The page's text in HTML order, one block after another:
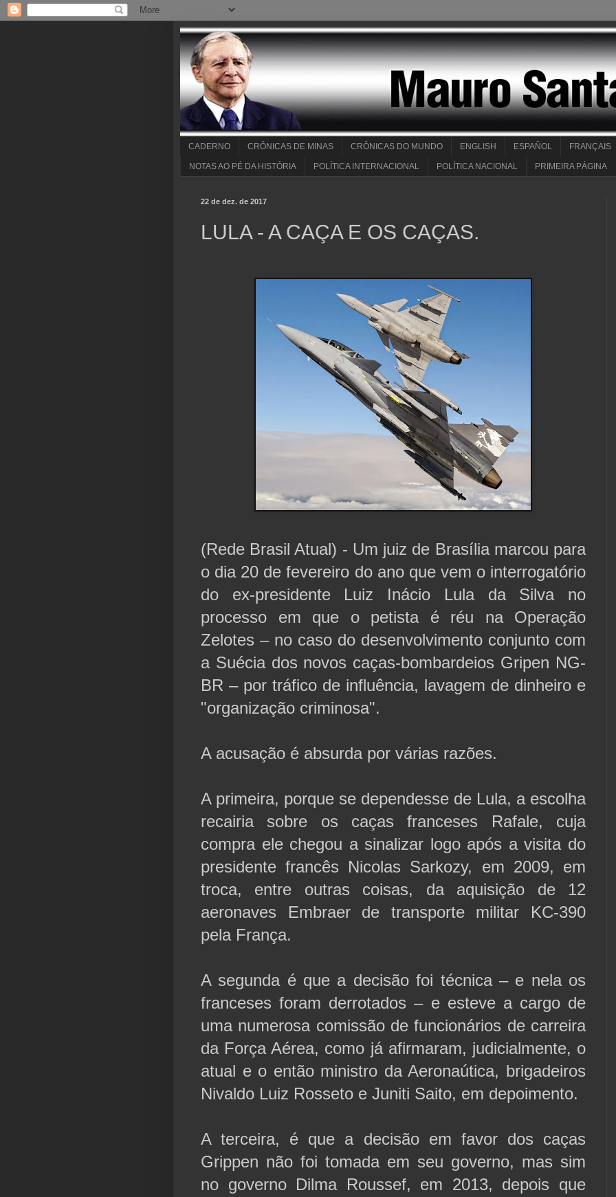
CADERNO CRÔNICAS DE MINAS CRÔNICAS DO MUNDO ENGLISH ESPAÑOL FRANÇAIS
NOTAS AO PÉ DA HISTÓRIA POLÍTICA INTERNACIONAL POLÍTICA NACIONAL PRIMEIRA PÁGINA
22 de dez. de 2017
LULA - A CAÇA E OS CAÇAS.
(Rede Brasil Atual) - Um juiz de Brasília marcou para
o dia 20 de fevereiro do ano que vem o interrogatório
do ex-presidente Luiz Inácio Lula da Silva no
processo em que o petista é réu na Operação
Zelotes – no caso do desenvolvimento conjunto com
a Suécia dos novos caças-bombardeios Gripen NG-
BR – por tráfico de influência, lavagem de dinheiro e
"organização criminosa".
A acusação é absurda por várias razões.
A primeira, porque se dependesse de Lula, a escolha
recairia sobre os caças franceses Rafale, cuja
compra ele chegou a sinalizar logo após a visita do
presidente francês Nicolas Sarkozy, em 2009, em
troca, entre outras coisas, da aquisição de 12
aeronaves Embraer de transporte militar KC-390
pela França.
A segunda é que a decisão foi técnica – e nela os
franceses foram derrotados – e esteve a cargo de
uma numerosa comissão de funcionários de carreira
da Força Aérea, como já afirmaram, judicialmente, o
atual e o então ministro da Aeronaútica, brigadeiros
Nivaldo Luiz Rosseto e Juniti Saito, em depoimento.
A terceira, é que a decisão em favor dos caças
Grippen não foi tomada em seu governo, mas sim
no governo Dilma Roussef, em 2013, depois que